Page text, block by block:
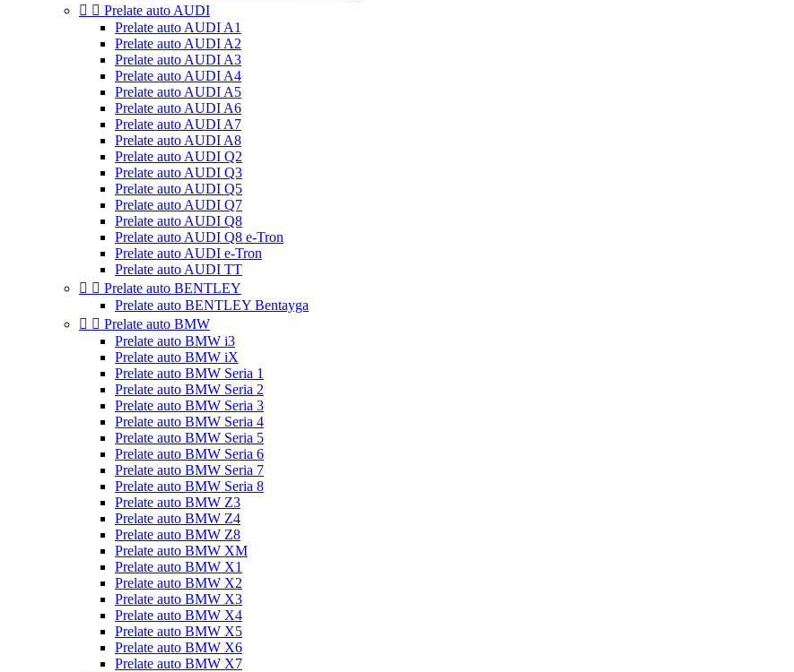
  Prelate auto AUDI
Prelate auto AUDI A1
Prelate auto AUDI A2
Prelate auto AUDI A3
Prelate auto AUDI A4
Prelate auto AUDI A5
Prelate auto AUDI A6
Prelate auto AUDI A7
Prelate auto AUDI A8
Prelate auto AUDI Q2
Prelate auto AUDI Q3
Prelate auto AUDI Q5
Prelate auto AUDI Q7
Prelate auto AUDI Q8
Prelate auto AUDI Q8 e-Tron
Prelate auto AUDI e-Tron
Prelate auto AUDI TT
  Prelate auto BENTLEY
Prelate auto BENTLEY Bentayga
  Prelate auto BMW
Prelate auto BMW i3
Prelate auto BMW iX
Prelate auto BMW Seria 1
Prelate auto BMW Seria 2
Prelate auto BMW Seria 3
Prelate auto BMW Seria 4
Prelate auto BMW Seria 5
Prelate auto BMW Seria 6
Prelate auto BMW Seria 7
Prelate auto BMW Seria 8
Prelate auto BMW Z3
Prelate auto BMW Z4
Prelate auto BMW Z8
Prelate auto BMW XM
Prelate auto BMW X1
Prelate auto BMW X2
Prelate auto BMW X3
Prelate auto BMW X4
Prelate auto BMW X5
Prelate auto BMW X6
Prelate auto BMW X7